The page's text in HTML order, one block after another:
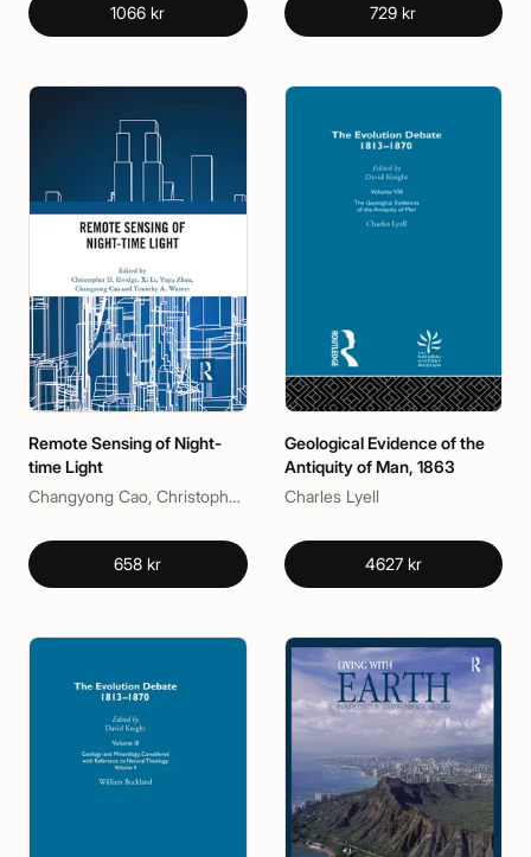
1066 kr 729 kr
Remote Sensing of Night-
time Light
Changyong Cao, Christopher Elvidge, Timothy A. Warner, Xi Li, Yuyu zhou
658 kr
Geological Evidence of the
Antiquity of Man, 1863
Charles Lyell
4627 kr